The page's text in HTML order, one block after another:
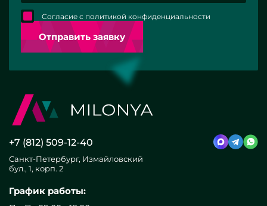
Отправить заявку
Согласие с политикой конфиденциальности
+7 (812) 509-12-40
Санкт-Петербург, Измайловский
бул., 1, корп. 2
График работы: